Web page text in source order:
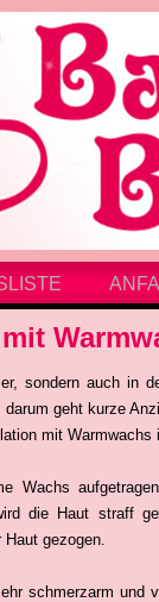
sondern auch in
geht kurze
mit
Wachs
die Haut straff
gezogen.
schmerzarm und